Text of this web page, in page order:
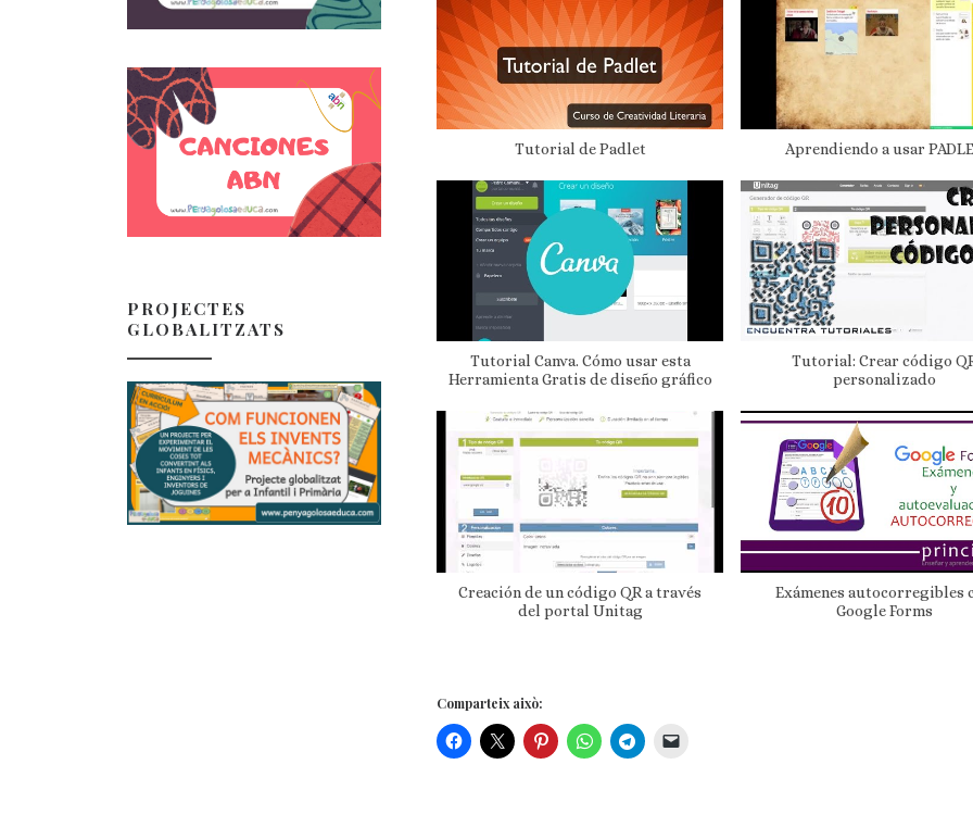
Tutorial de Padlet Aprendiendo a usar
Tutorial Canva. Cómo usar esta
Herramienta Gratis de diseño gráfico
Tutorial: Crear código
personalizado
Creación de un código QR a través
del portal Unitag
Exámenes autocorregibles
Google Forms
Comparteix això:
PROJECTES
GLOBALITZATS